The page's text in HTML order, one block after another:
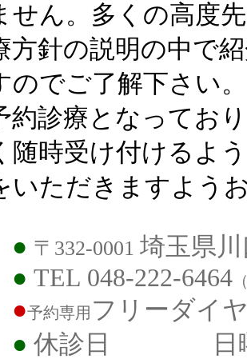
せん。多くの高度
方針の説明の中で
のでご了解下さい。
約診療となってお
随時受け付けるよ
いただきますよう
● 〒332-0001 埼玉県
● TEL 048-222-6464
●予約専用 フリーダイ
● 休診日 日曜・